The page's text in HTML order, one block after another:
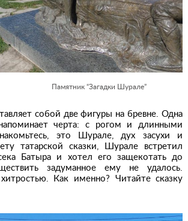
Памятник “Загадки Шурале”
собой две фигуры на бревне. Одна
черта: с рогом и длинными
это Шурале, дух засухи и
татарской сказки, Шурале встретил
Батыра и хотел его защекотать до
задуманное ему не удалось.
Как именно? Читайте сказку